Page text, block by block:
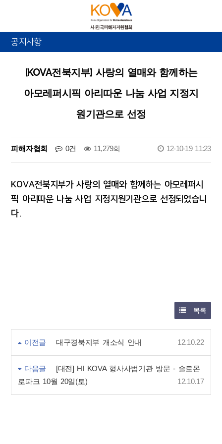
공지사항
[KOVA전북지부] 사랑의 열매와 함께하는
아모레퍼시픽 아리따운 나눔 사업 지정지
원기관으로 선정
피해자협회 0건 11,279회 12-10-19 11:23
KOVA전북지부가 사랑의 열매와 함께하는 아모레퍼시
픽 아리따운 나눔 사업 지정지원기관으로 선정되었습니
다.
목록
이전글 대구경북지부 개소식 안내 12.10.22
다음글
[대전] HI KOVA 형사사법기관 방문 - 솔로몬
로파크 10월 20일(토)
12.10.17